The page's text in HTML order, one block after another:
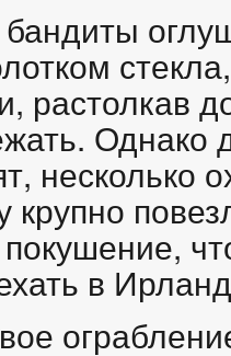
растолкав
Однако
несколько
в